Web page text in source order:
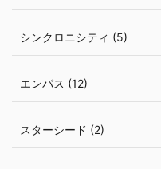
シンクロニシティ (5)
エンパス (12)
スターシード (2)